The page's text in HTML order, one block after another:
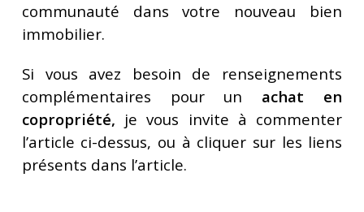
communauté dans votre nouveau bien
immobilier.
Si vous avez besoin de renseignements
complémentaires pour un achat en
copropriété, je vous invite à commenter
l’article ci-dessus, ou à cliquer sur les liens
présents dans l’article.